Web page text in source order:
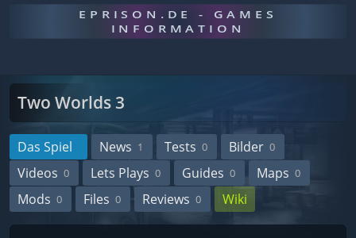
EPRISON.DE - GAMES
INFORMATION
Two Worlds 3
Das Spiel News 1 Tests 0 Bilder 0
Videos 0 Lets Plays 0 Guides 0 Maps 0
Mods 0 Files 0 Reviews 0 Wiki